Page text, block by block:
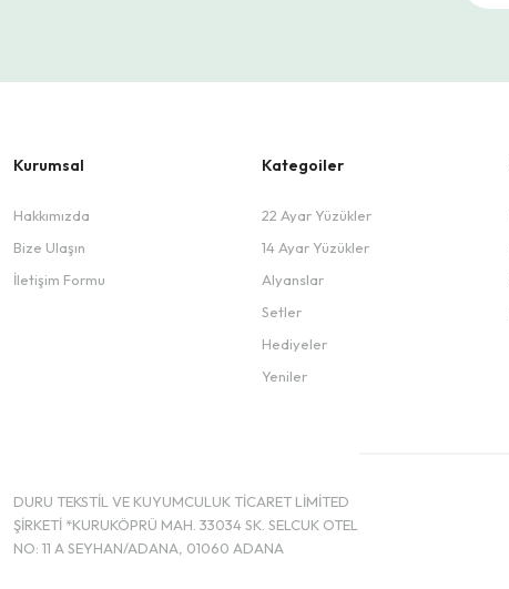
Kurumsal
Hakkımızda
Bize Ulaşın
İletişim Formu
Kategoiler
22 Ayar Yüzükler
14 Ayar Yüzükler
Alyanslar
Setler
Hediyeler
Yeniler
DURU TEKSTİL VE KUYUMCULUK TİCARET LİMİTED
ŞİRKETİ *KURUKÖPRÜ MAH. 33034 SK. SELCUK OTEL
NO: 11 A SEYHAN/ADANA, 01060 ADANA